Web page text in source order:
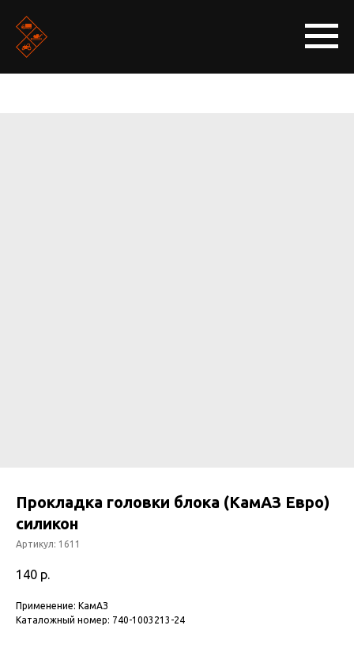
Прокладка головки блока (КамАЗ Евро)
силикон
Артикул: 1611
140 р.
Применение: КамАЗ
Каталожный номер: 740-1003213-24